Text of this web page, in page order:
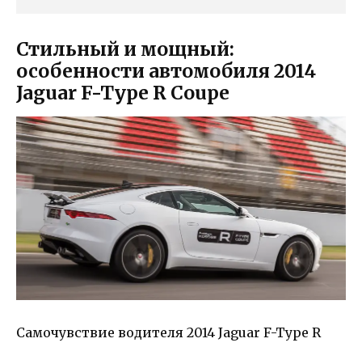
Стильный и мощный:
особенности автомобиля 2014
Jaguar F-Type R Coupe
Самочувствие водителя 2014 Jaguar F-Type R